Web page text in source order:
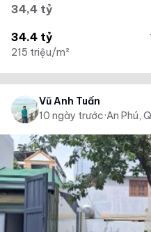
34,4 tỷ
34.4 tỷ
215 triệu/m²
Vũ Anh Tuấn
10 ngày trước·An Phú,